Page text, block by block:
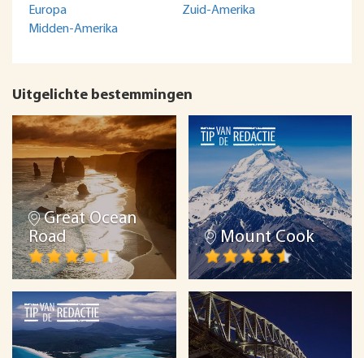
Europa
Midden-Amerika
Zuid-Amerika
Uitgelichte bestemmingen
Great Ocean
Road
Mount Cook